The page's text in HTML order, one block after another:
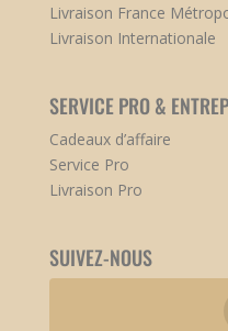
Livraison France
Livraison Internationale
SERVICE PRO &
Cadeaux d’affaire
Service Pro
Livraison Pro
SUIVEZ-NOUS